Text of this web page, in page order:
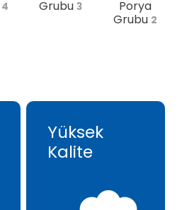
4
Grubu 3
Porya
Grubu 2
Yüksek
Kalite